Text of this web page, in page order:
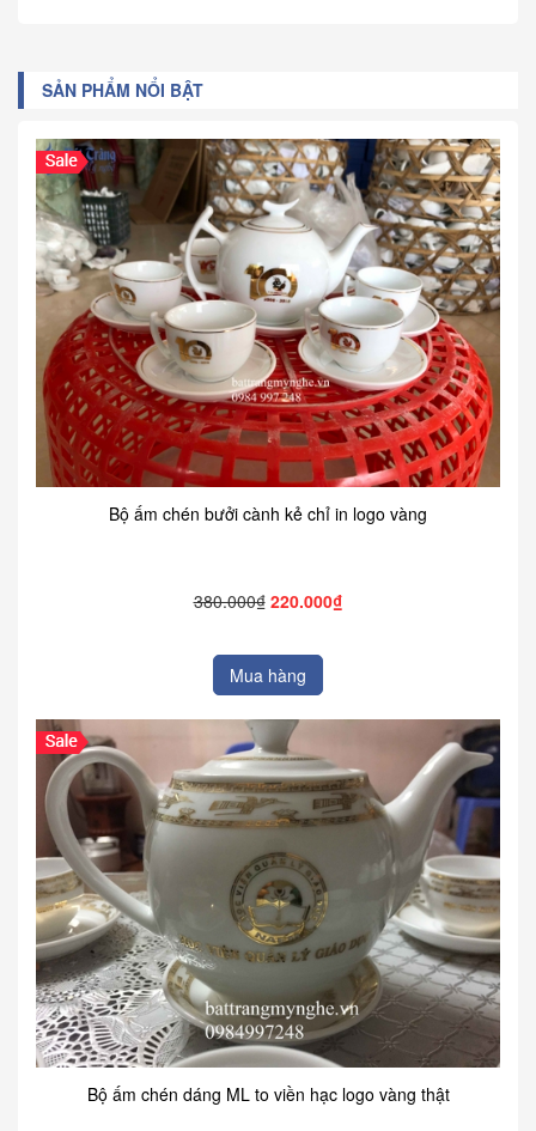
SẢN PHẨM NỔI BẬT
Bộ ấm chén bưởi cành kẻ chỉ in logo vàng
380.000₫ 220.000₫
Mua hàng
Bộ ấm chén dáng ML to viền hạc logo vàng thật